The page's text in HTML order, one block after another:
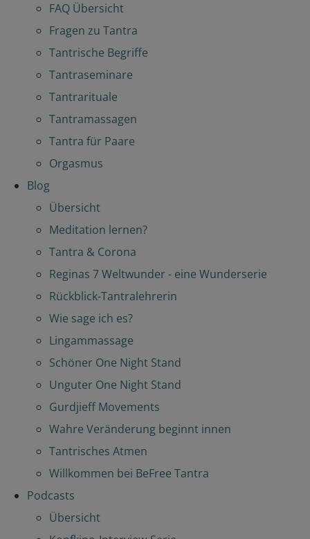
FAQ Übersicht
Fragen zu Tantra
Tantrische Begriffe
Tantraseminare
Tantrarituale
Tantramassagen
Tantra für Paare
Orgasmus
Blog
Übersicht
Meditation lernen?
Tantra & Corona
Reginas 7 Weltwunder - eine Wunderserie
Rückblick-Tantralehrerin
Wie sage ich es?
Lingammassage
Schöner One Night Stand
Unguter One Night Stand
Gurdjieff Movements
Wahre Veränderung beginnt innen
Tantrisches Atmen
Willkommen bei BeFree Tantra
Podcasts
Übersicht